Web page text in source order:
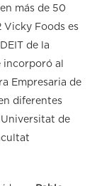
más de 50
Vicky Foods es
de la
incorporó al
Empresaria de
diferentes
de